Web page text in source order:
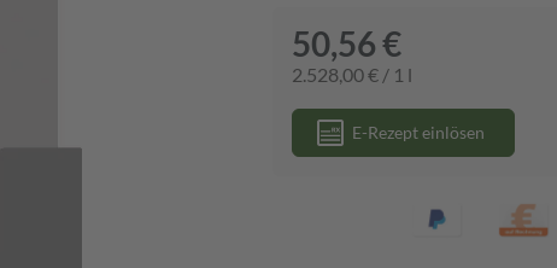
50,56 €
2.528,00 € / 1 l
E-Rezept einlösen